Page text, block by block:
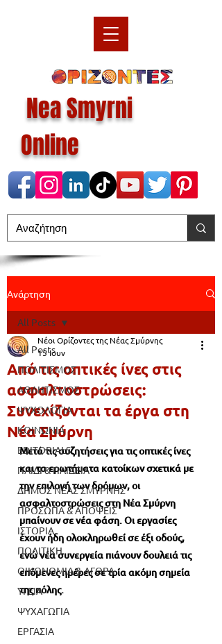
Nea Smyrni
Online
Ανάρτηση
All Posts
ΠΟΛΙΤΙΣΜΟΣ
ΑΘΛΗΤΙΣΜΟΣ
ΨΥΧΟΛΟΓΙΑ
ΚΟΙΝΩΝΙΑ
EDITORIALS
ΠΑΙΔΙ & ΠΑΙΔΕΙΑ
ΔΗΜΟΣ ΝΕΑΣ ΣΜΥΡΝΗΣ
ΠΡΟΣΩΠΑ & ΑΠΟΨΕΙΣ
ΙΣΤΟΡΙΑ
ΠΟΛΙΤΙΚΗ
ΟΙΚΟΝΟΜΙΑ & ΑΓΟΡΑ
ΥΓΕΙΑ
ΨΥΧΑΓΩΓΙΑ
ΕΡΓΑΣΙΑ
All Posts
Από τις οπτικές ίνες στις
ασφαλτοστρώσεις:
Συνεχίζονται τα έργα στη
Νέα Σμύρνη
Νέοι Ορίζοντες της Νέας Σμύρνης
15 Ιουν
Μετά τις συζητήσεις για τις οπτικές ίνες
και τα ερωτήματα κατοίκων σχετικά με
την επιλογή των δρόμων, οι
ασφαλτοστρώσεις στη Νέα Σμύρνη
μπαίνουν σε νέα φάση. Οι εργασίες
έχουν ήδη ολοκληρωθεί σε έξι οδούς,
ενώ νέα συνεργεία πιάνουν δουλειά τις
επόμενες ημέρες σε τρία ακόμη σημεία
της πόλης.